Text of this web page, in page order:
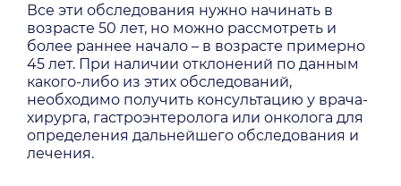
Все эти обследования нужно начинать в
возрасте 50 лет, но можно рассмотреть и
более раннее начало – в возрасте примерно
45 лет. При наличии отклонений по данным
какого-либо из этих обследований,
необходимо получить консультацию у врача-
хирурга, гастроэнтеролога или онколога для
определения дальнейшего обследования и
лечения.